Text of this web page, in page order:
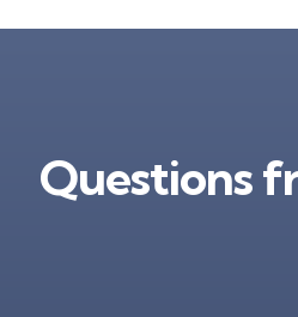
Questions